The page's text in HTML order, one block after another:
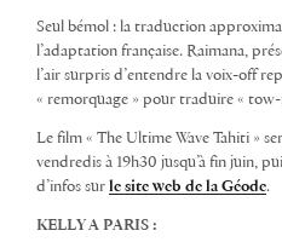
Seul bémol : la traduction
l’adaptation française. Raimana,
l’air surpris d’entendre la voix-off
« remorquage » pour traduire «
Le film « The Ultime Wave Tahiti »
vendredis à 19h30 jusqu’à fin juin,
d’infos sur le site web de la Géode.
KELLY A PARIS :